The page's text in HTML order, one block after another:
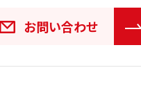
お問い合わせ